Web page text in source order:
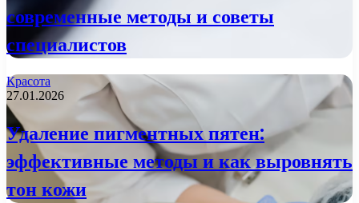
современные методы и советы
специалистов
Красота
27.01.2026
Удаление пигментных пятен:
эффективные методы и как выровнять
тон кожи